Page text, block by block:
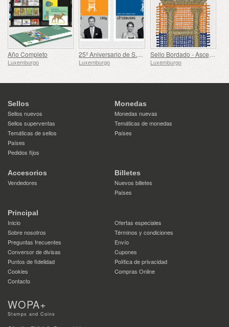
Año Completo
Luxemburgo
25º Aniversario de S.A.R. el Gran Duque
Luxemburgo
Sello Bordado - Ascenso de Enrique al Trono
Luxemburgo
Sellos
Sellos nuevos
Sellos superventas
Temáticas de sellos
Países
Pedidos fijos
Monedas
Monedas nuevas
Temáticas de monedas
Países
Accesorios
Vendedores
Billetes
Nuevos billetes
Países
Principal
Inicio
Ofertas especiales
Sobre nosotros
Términos y condiciones
Preguntas frecuentes
Envío
Conversor de divisas
Cupones
Puntos de fidelidad
Política de privacidad
Cookies
Compras Online
Contacto
WOPA+
Stamps and Coins